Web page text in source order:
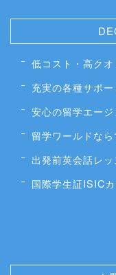
低コスト・高ク
充実の各種サポー
安心の留学エージ
留学ワールドな
出発前英会話レ
国際学生証ISIC